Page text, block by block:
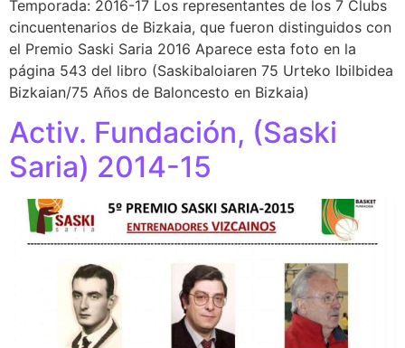
Temporada: 2016-17 Los representantes de los 7 Clubs
cincuentenarios de Bizkaia, que fueron distinguidos con
el Premio Saski Saria 2016 Aparece esta foto en la
página 543 del libro (Saskibaloiaren 75 Urteko Ibilbidea
Bizkaian/75 Años de Baloncesto en Bizkaia)
Activ. Fundación, (Saski
Saria) 2014-15